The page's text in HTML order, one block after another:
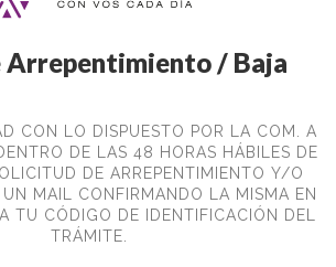
Arrepentimiento / Baja
CON LO DISPUESTO POR LA COM. A
DE LAS 48 HORAS HÁBILES DE
DE ARREPENTIMIENTO Y/O
UN MAIL CONFIRMANDO LA MISMA EN
TU CÓDIGO DE IDENTIFICACIÓN DEL
TRÁMITE.